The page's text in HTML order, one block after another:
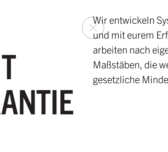
Wir entwickeln
und mit eurem
arbeiten nach
Maßstäben, die
gesetzliche